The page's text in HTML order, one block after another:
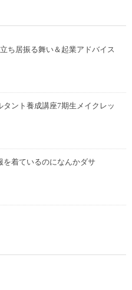
ち居振る舞い＆起業アドバイス
タント養成講座7期生メイクレッ
を着ているのになんかダサ